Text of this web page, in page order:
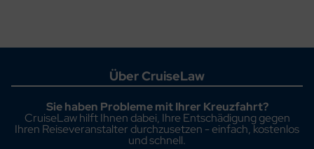
Über CruiseLaw
Sie haben Probleme mit Ihrer Kreuzfahrt?
CruiseLaw hilft Ihnen dabei, Ihre Entschädigung gegen
Ihren Reiseveranstalter durchzusetzen - einfach, kostenlos
und schnell.